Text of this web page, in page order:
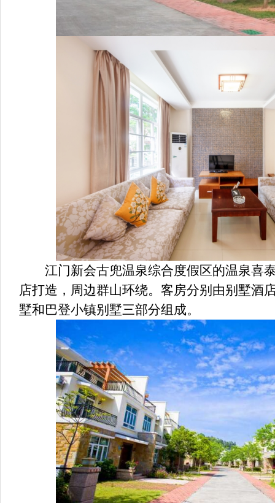
江门新会古兜温泉综合度假区的温泉喜
店打造，周边群山环绕。客房分别由别墅酒
墅和巴登小镇别墅三部分组成。